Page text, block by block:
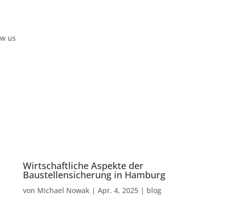
us
Wirtschaftliche Aspekte der
Baustellensicherung in Hamburg
von Michael Nowak| Apr. 4, 2025| blog